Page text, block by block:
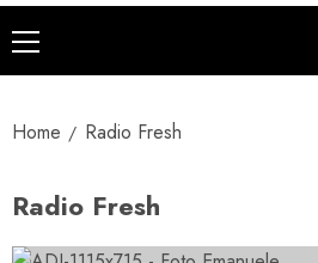
Menu
principale
Home Radio Fresh
Radio Fresh